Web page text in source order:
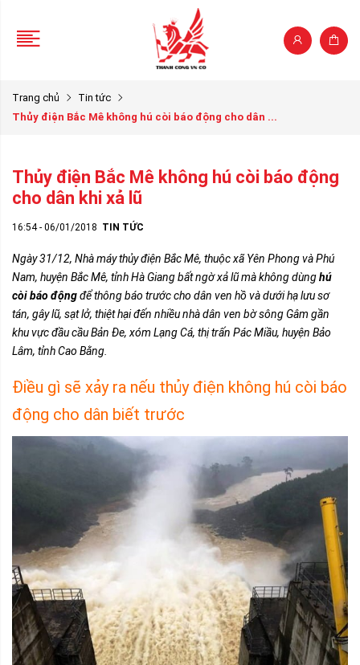
Trang chủ
Tin tức
Thủy điện Bắc Mê không hú còi báo động cho dân ...
Thủy điện Bắc Mê không hú còi báo động
cho dân khi xả lũ
16:54 - 06/01/2018 TIN TỨC
Ngày 31/12, Nhà máy thủy điện Bắc Mê, thuộc xã Yên Phong và Phú
Nam, huyện Bắc Mê, tỉnh Hà Giang bất ngờ xả lũ mà không dùnghú
còi báo độngđể thông báo trước cho dân ven hồ và dưới hạ lưu sơ
tán, gây lũ, sạt lở, thiệt hại đến nhiều nhà dân ven bờ sông Gâm gần
khu vực đầu cầu Bản Đe, xóm Lạng Cá, thị trấn Pác Miầu, huyện Bảo
Lâm, tỉnh Cao Bằng.
Điều gì sẽ xảy ra nếu thủy điện không hú còi báo
động cho dân biết trước